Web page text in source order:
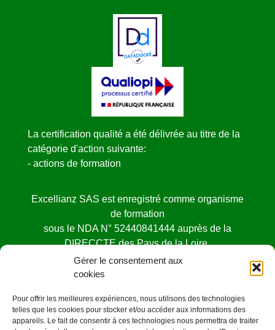
Gérer le consentement aux
cookies
Pour offrir les meilleures expériences, nous utilisons des technologies
telles que les cookies pour stocker et/ou accéder aux informations des
appareils. Le fait de consentir à ces technologies nous permettra de traiter
La certification qualité a été délivrée au titre de la
catégorie d'action suivante:
- actions de formation
Excellianz SAS est enregistré comme organisme
de formation
sous le NDA N° 52440841444 auprès de la
DIRECCTE des Pays de la Loire.
Cet enregistrement ne vaut pas agrément de l’état